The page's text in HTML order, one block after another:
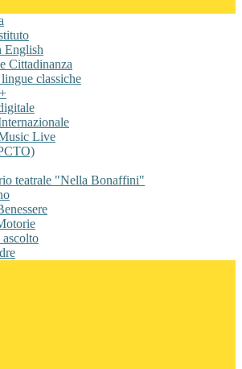
English
Cittadinanza
classiche
Live
teatrale "Nella Bonaffini"
ascolto